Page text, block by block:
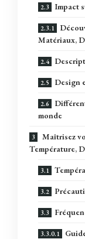
Impact
Matériaux,
Design
monde
Maîtrisez
Température,